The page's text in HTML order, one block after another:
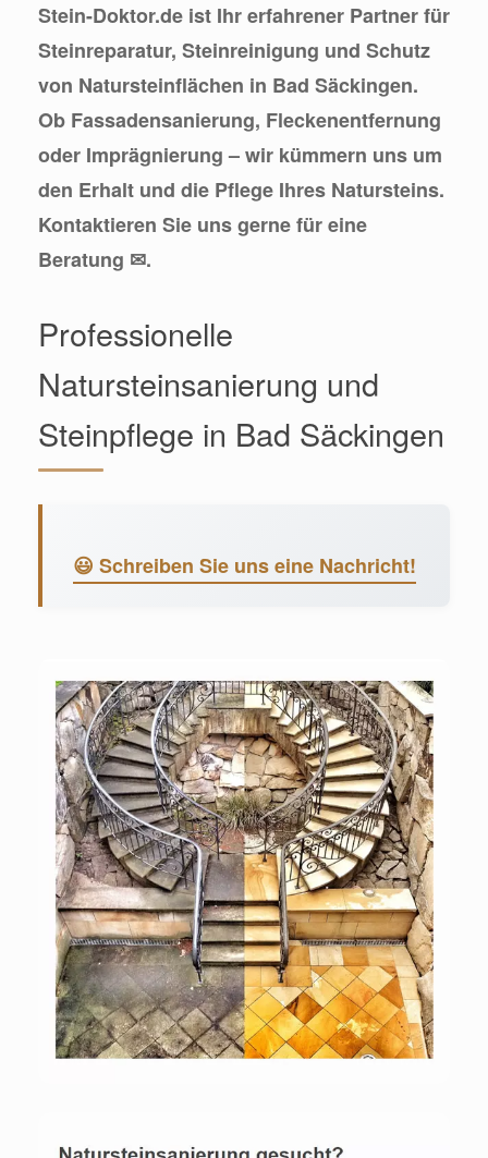
Stein-Doktor.de ist Ihr erfahrener Partner für
Steinreparatur, Steinreinigung und Schutz
von Natursteinflächen in Bad Säckingen.
Ob Fassadensanierung, Fleckenentfernung
oder Imprägnierung – wir kümmern uns um
den Erhalt und die Pflege Ihres Natursteins.
Kontaktieren Sie uns gerne für eine
Beratung ✉.
Professionelle
Natursteinsanierung und
Steinpflege in Bad Säckingen
😃 Schreiben Sie uns eine Nachricht!